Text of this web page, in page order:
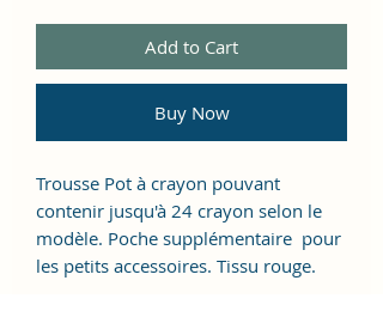
Add to Cart
Buy Now
Trousse Pot à crayon pouvant
contenir jusqu'à 24 crayon selon le
modèle. Poche supplémentaire pour
les petits accessoires. Tissu rouge.